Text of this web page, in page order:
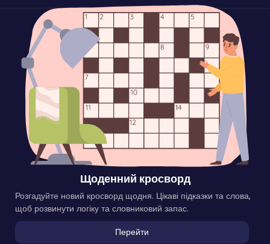
Щоденний кросворд
Розгадуйте новий кросворд щодня. Цікаві підказки та слова,
щоб розвинути логіку та словниковий запас.
Перейти